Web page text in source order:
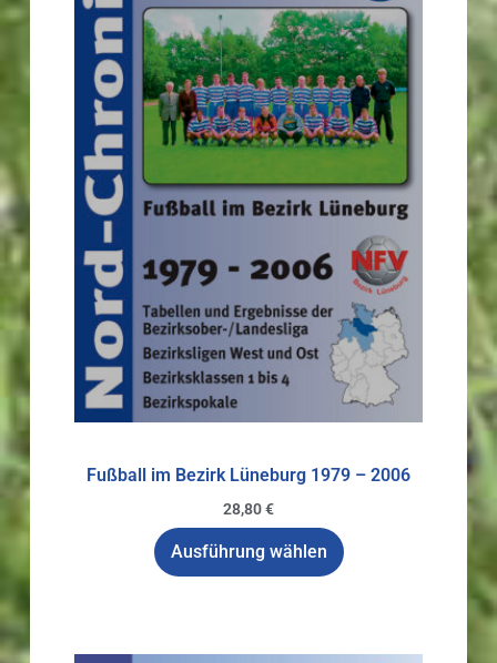
Fußball im Bezirk Lüneburg 1979 – 2006
28,80€
Ausführung wählen